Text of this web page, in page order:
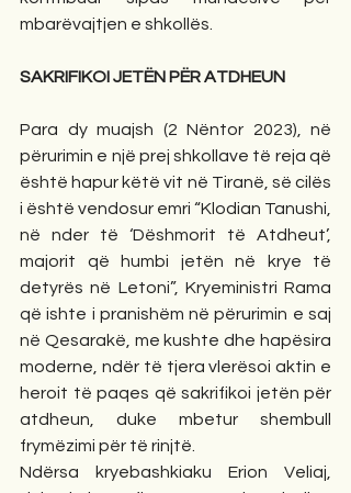
mbarëvajtjen e shkollës.
Para dy muajsh (2 Nëntor 2023), në
përurimin e një prej shkollave të reja që
është hapur këtë vit në Tiranë, së cilës
i është vendosur emri “Klodian Tanushi,
në nder të ‘Dëshmorit të Atdheut’,
majorit që humbi jetën në krye të
detyrës në Letoni”, Kryeministri Rama
që ishte i pranishëm në përurimin e saj
në Qesarakë, me kushte dhe hapësira
moderne, ndër të tjera vlerësoi aktin e
heroit të paqes që sakrifikoi jetën për
atdheun, duke mbetur shembull
frymëzimi për të rinjtë.
Ndërsa kryebashkiaku Erion Veliaj,